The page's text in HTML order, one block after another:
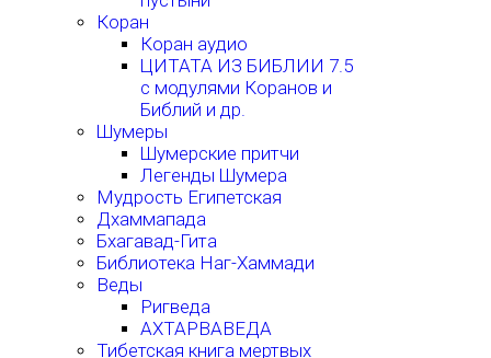
Коран
Коран аудио
ЦИТАТА ИЗ БИБЛИИ 7.5
с модулями Коранов и
Библий и др.
Шумеры
Шумерские притчи
Легенды Шумера
Мудрость Египетская
Дхаммапада
Бхагавад-Гита
Библиотека Наг-Хаммади
Веды
Ригведа
АХТАРВАВЕДА
Тибетская книга мертвых